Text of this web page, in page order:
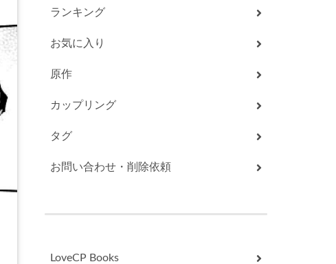
ランキング
お気に入り
原作
カップリング
タグ
お問い合わせ・削除依頼
LoveCP Books